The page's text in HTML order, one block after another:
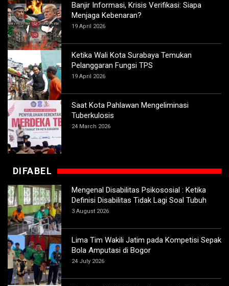
Banjir Informasi, Krisis Verifikasi: Siapa
Menjaga Kebenaran?
19 April 2026
Ketika Wali Kota Surabaya Temukan
Pelanggaran Fungsi TPS
19 April 2026
Saat Kota Pahlawan Mengeliminasi
Tuberkulosis
24 March 2026
DIFABEL
Mengenal Disabilitas Psikososial : Ketika
Definisi Disabilitas Tidak Lagi Soal Tubuh
3 August 2026
Lima Tim Wakili Jatim pada Kompetisi Sepak
Bola Amputasi di Bogor
24 July 2026